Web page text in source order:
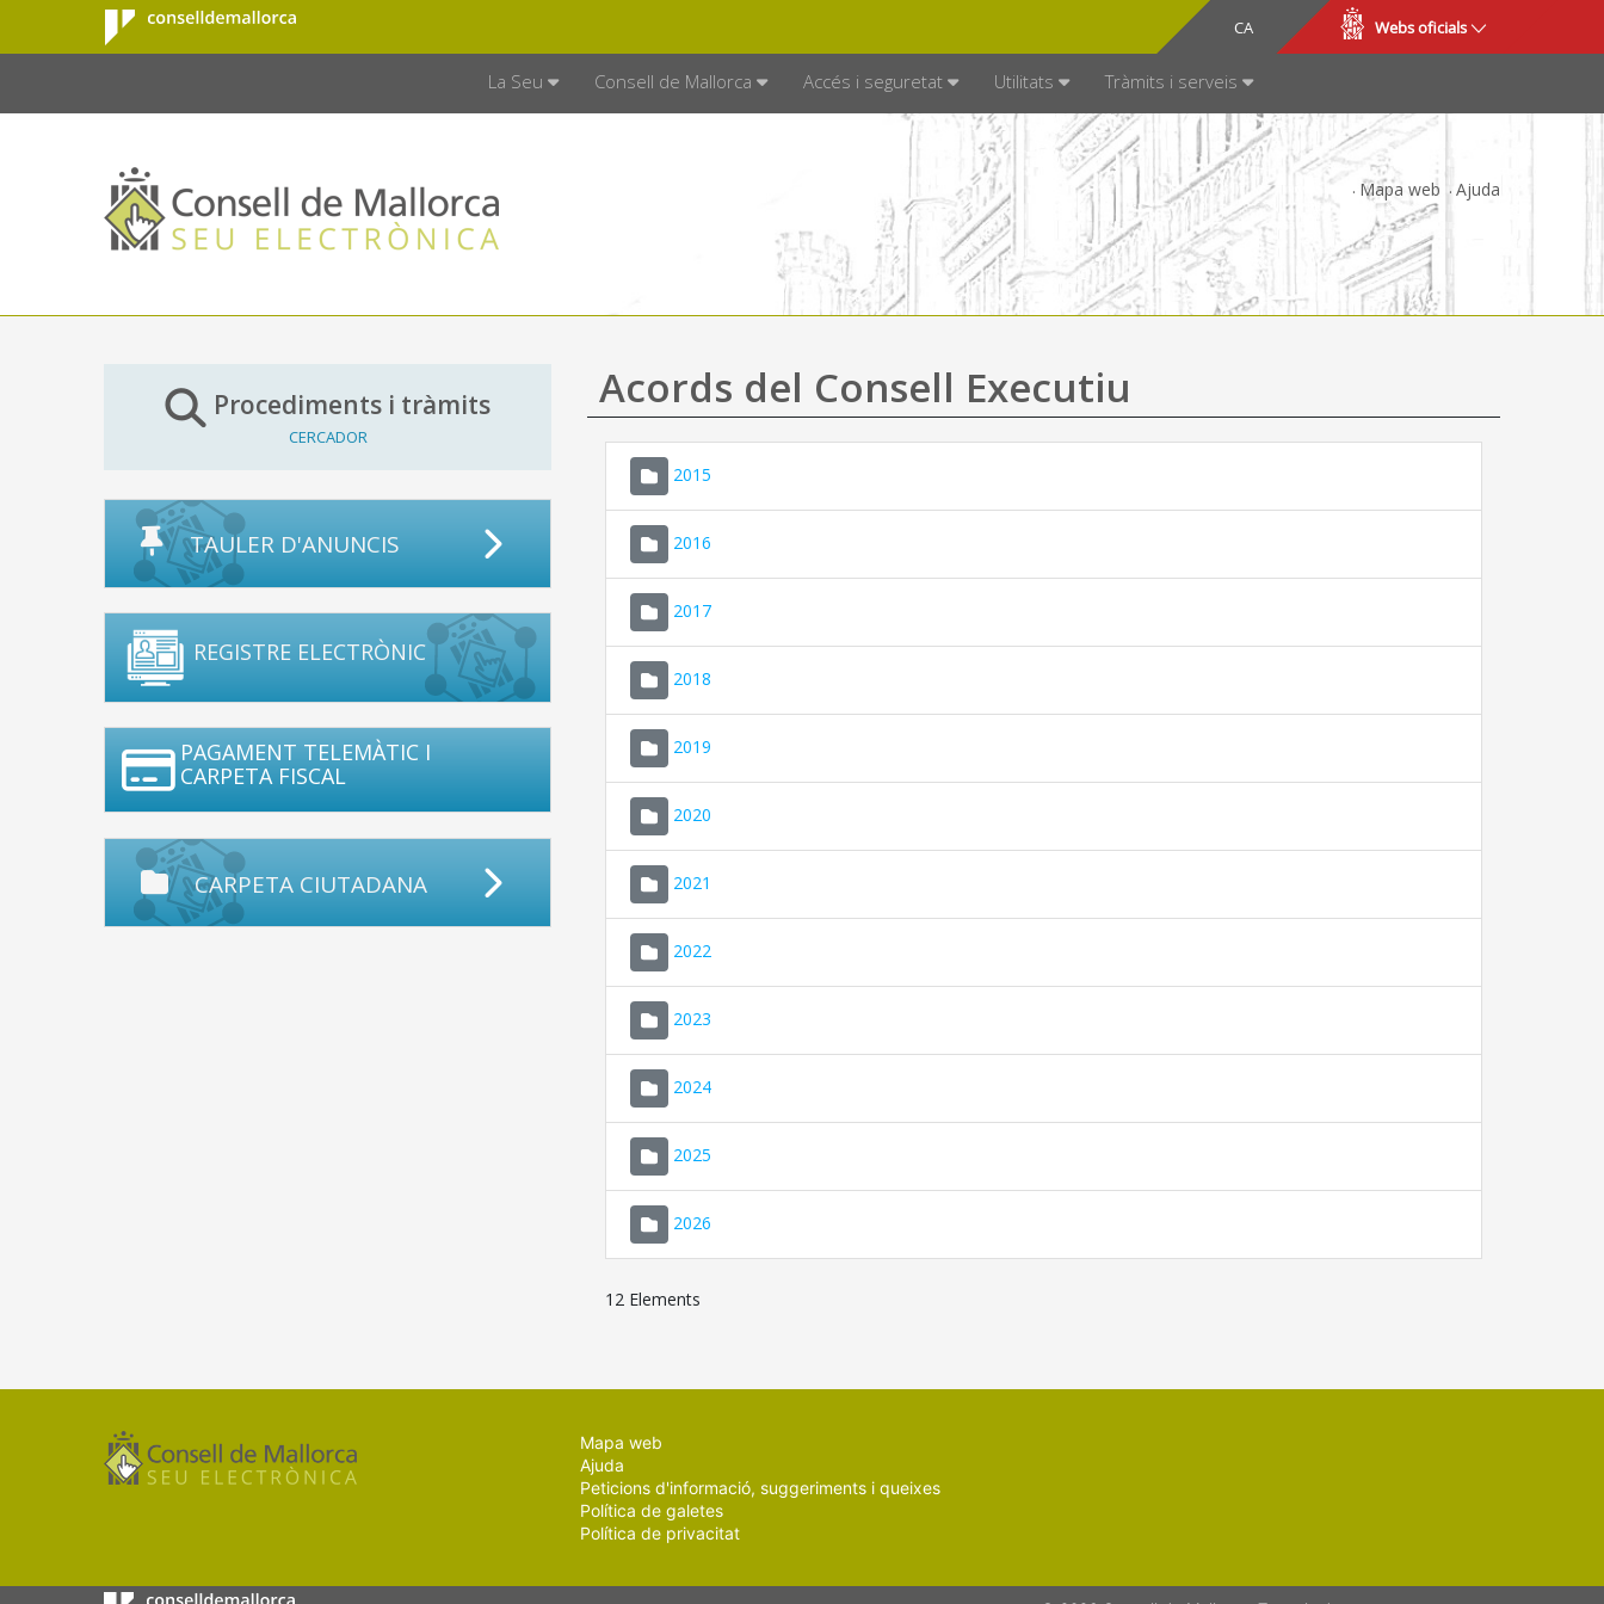
Salta al contingut principal
Consell de
Mallorca
CA
ES Webs oficials
La Seu Consell de Mallorca Accés i seguretat Utilitats Tràmits i serveis
Mapa web Ajuda
Procediments i tràmits
CERCADOR
TAULER D'ANUNCIS
REGISTRE ELECTRÒNIC
PAGAMENT TELEMÀTIC I
CARPETA FISCAL
CARPETA CIUTADANA
Acords del Consell Executiu
2015
2016
2017
2018
2019
2020
2021
2022
2023
2024
2025
2026
12 Elements
Mapa web
Ajuda
Peticions d'informació, suggeriments i queixes
Política de galetes
Política de privacitat